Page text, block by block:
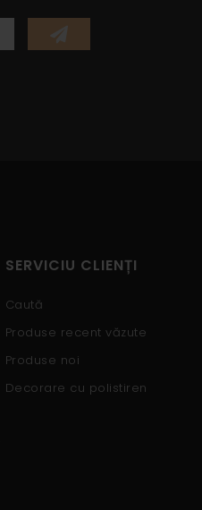
SERVICIU CLIENȚI
Caută
Produse recent văzute
Produse noi
Decorare cu polistiren